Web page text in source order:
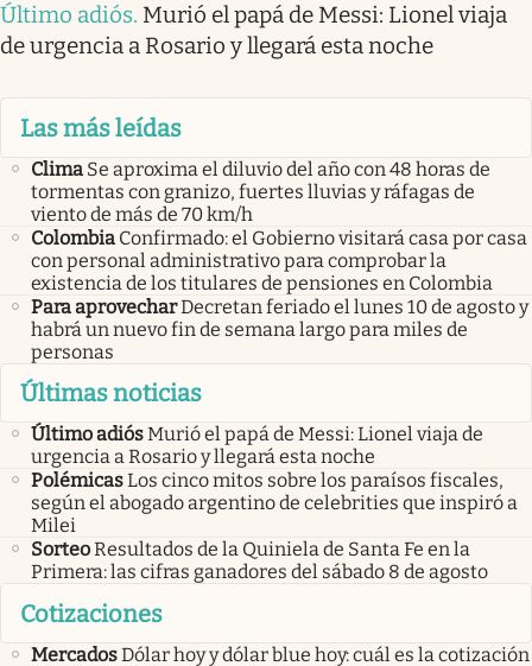
Último adiós. Murió el papá de Messi: Lionel viaja
de urgencia a Rosario y llegará esta noche
Las más leídas
Clima Se aproxima el diluvio del año con 48 horas de
tormentas con granizo, fuertes lluvias y ráfagas de
viento de más de 70 km/h
Colombia Confirmado: el Gobierno visitará casa por casa
con personal administrativo para comprobar la
existencia de los titulares de pensiones en Colombia
Para aprovecharDecretan feriado el lunes 10 de agosto y
habrá un nuevo fin de semana largo para miles de
personas
Últimas noticias
Último adiósMurió el papá de Messi: Lionel viaja de
urgencia a Rosario y llegará esta noche
PolémicasLos cinco mitos sobre los paraísos fiscales,
según el abogado argentino de celebrities que inspiró a
Milei
SorteoResultados de la Quiniela de Santa Fe en la
Primera: las cifras ganadores del sábado 8 de agosto
Cotizaciones
MercadosDólar hoy y dólar blue hoy: cuál es la cotización